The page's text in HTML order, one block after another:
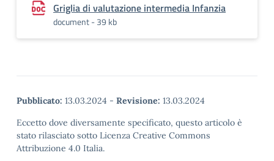
Griglia di valutazione intermedia Infanzia
document - 39 kb
Pubblicato: 13.03.2024 - Revisione: 13.03.2024
Eccetto dove diversamente specificato, questo articolo è
stato rilasciato sotto Licenza Creative Commons
Attribuzione 4.0 Italia.